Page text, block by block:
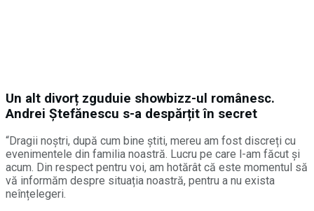
Un alt divorț zguduie showbizz-ul românesc.
Andrei Ștefănescu s-a despărțit în secret
“Dragii noștri, după cum bine știti, mereu am fost discreți cu
evenimentele din familia noastră. Lucru pe care l-am făcut și
acum. Din respect pentru voi, am hotărât că este momentul să
vă informăm despre situația noastră, pentru a nu exista
neînțelegeri.